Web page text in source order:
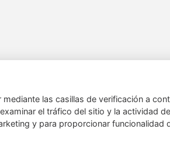
las casillas de verificación a
el tráfico del sitio y la actividad
y para proporcionar funcionalidad